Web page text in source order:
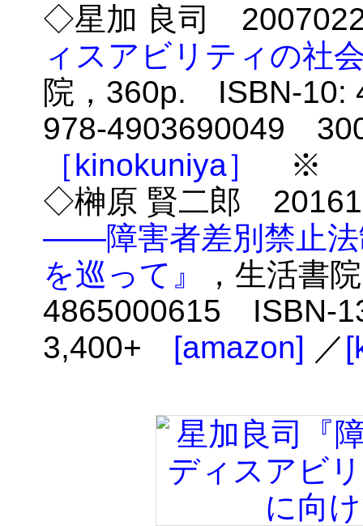
◇星加 良司
ィスアビリティの社
院，360p. ISBN-10:
978-4903690049
［kinokuniya］
※
◇榊原 賢二郎
――障害者差別禁止法
を巡って』
，生活書
4865000615 ISBN-
3,400+ [amazon] ／